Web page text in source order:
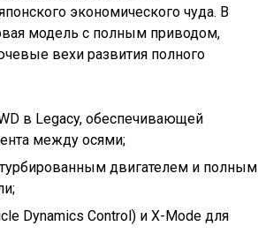
экономического чуда. В
модель с полным приводом,
вехи развития полного
в Legacy, обеспечивающей
между осями;
двигателем и полным
Dynamics Control) и X-Mode для